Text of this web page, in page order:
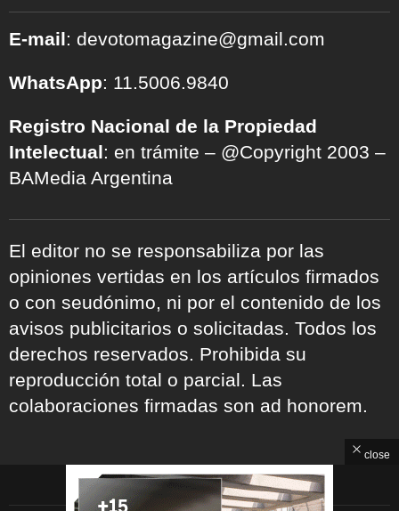
E-mail: devotomagazine@gmail.com
WhatsApp: 11.5006.9840
Registro Nacional de la Propiedad
Intelectual: en trámite – @Copyright 2003 –
BAMedia Argentina
El editor no se responsabiliza por las
opiniones vertidas en los artículos firmados
o con seudónimo, ni por el contenido de los
avisos publicitarios o solicitadas. Todos los
derechos reservados. Prohibida su
reproducción total o parcial. Las
colaboraciones firmadas son ad honorem.
ARCHIVOS
close